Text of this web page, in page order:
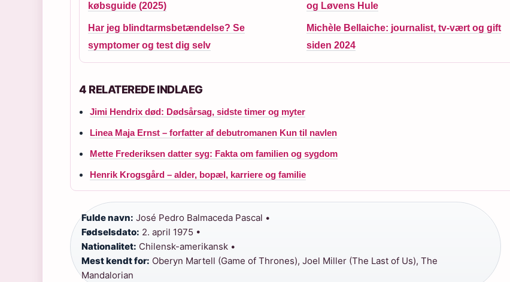
købsguide (2025)
og Løvens Hule
Har jeg blindtarmsbetændelse? Se
symptomer og test dig selv
Michèle Bellaiche: journalist, tv-vært og gift
siden 2024
4 RELATEREDE INDLAEG
Jimi Hendrix død: Dødsårsag, sidste timer og myter
Linea Maja Ernst – forfatter af debutromanen Kun til navlen
Mette Frederiksen datter syg: Fakta om familien og sygdom
Henrik Krogsgård – alder, bopæl, karriere og familie
Fulde navn: José Pedro Balmaceda Pascal •
Fødselsdato: 2. april 1975 •
Nationalitet: Chilensk-amerikansk •
Mest kendt for: Oberyn Martell (Game of Thrones), Joel Miller (The Last of Us), The
Mandalorian